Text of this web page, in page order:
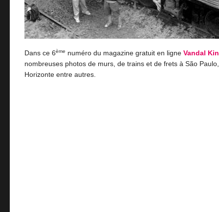
Dans ce 6ème numéro du magazine gratuit en ligne Vandal
nombreuses photos de murs, de trains et de frets à São
Horizonte entre autres.